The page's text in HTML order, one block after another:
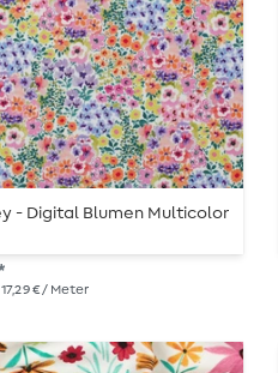
- Digital Blumen Multicolor
| 17,29 € / Meter